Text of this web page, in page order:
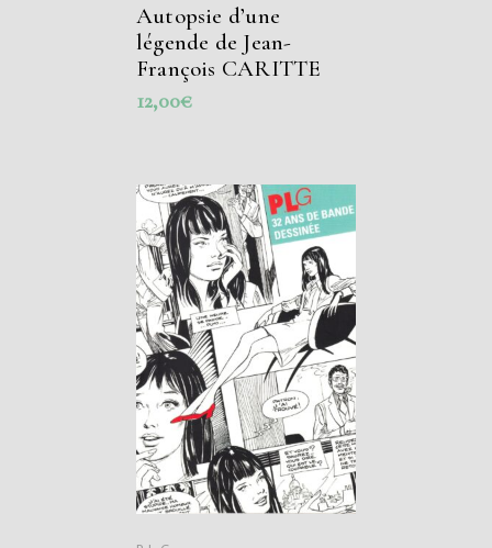
Autopsie d’une
légende de Jean-
François CARITTE
12,00€
AJOUTER AU
PANIER